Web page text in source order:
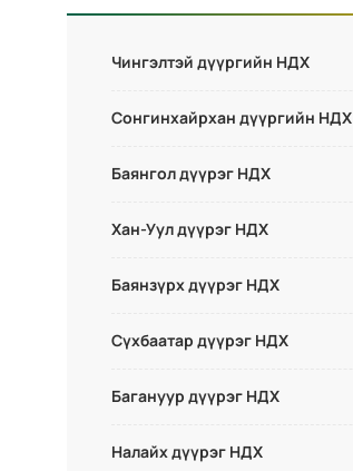
Чингэлтэй дүүргийн НДХ
Сонгинхайрхан дүүргийн НДХ
Баянгол дүүрэг НДХ
Хан-Уул дүүрэг НДХ
Баянзүрх дүүрэг НДХ
Сүхбаатар дүүрэг НДХ
Багануур дүүрэг НДХ
Налайх дүүрэг НДХ